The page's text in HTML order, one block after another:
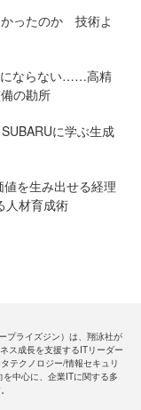
かったのか 技術よ
にならない……高精
の勘所
に学ぶ生成
を生み出せる経理
人材育成術
プライズジン）は、翔泳社が
ス成長を支援するITリーダー
テクノロジー/情報セキュリ
中心に、企業ITに関する多